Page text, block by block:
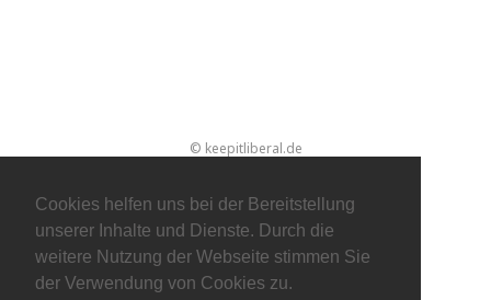
Cookies helfen uns bei der Bereitstellung
unserer Inhalte und Dienste. Durch die
weitere Nutzung der Webseite stimmen Sie
der Verwendung von Cookies zu.
© keepitliberal.de
Datenschutzerklärung Impressum